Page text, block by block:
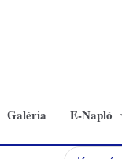
Galéria E-Napló
Search